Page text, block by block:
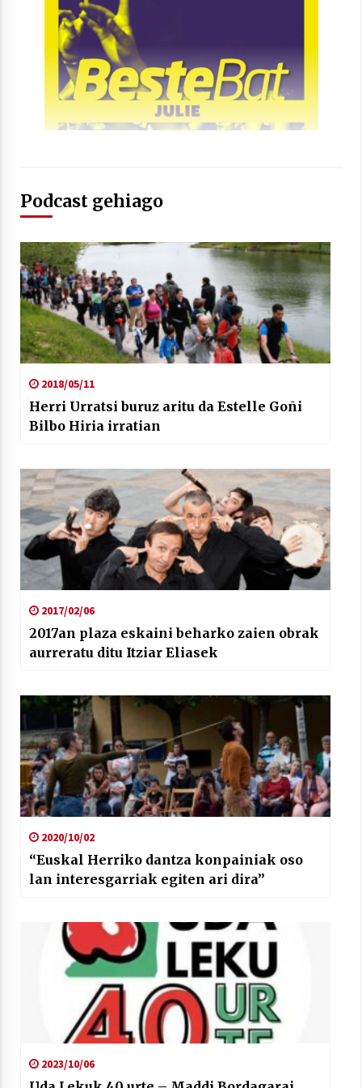
Berria egunkarian elkarrizketa
Arrosaren 20 urteez
2021/07/06
2021/07/03
Zebrabidearen denboraldi amaiera
EHZtik
2021/07/01
Arrosaren laburpen bideoa Hamaika
Telebistaren eskutik
2021/06/30
Podcast gehiago
2018/05/11
Herri Urratsi buruz aritu da Estelle Goñi
Bilbo Hiria irratian
2017/02/06
2017an plaza eskaini beharko zaien obrak
aurreratu ditu Itziar Eliasek
2020/10/02
“Euskal Herriko dantza konpainiak oso
lan interesgarriak egiten ari dira”
2023/10/06